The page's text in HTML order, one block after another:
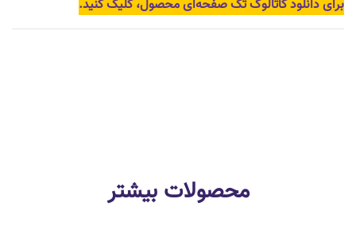
برای دانلود کاتالوگ تک صفحه‌ای محصول، کلیک کنید.
محصولات بیشتر